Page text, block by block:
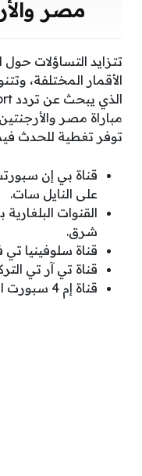
مصر
تتزايد التساؤلات حول
الأقمار المختلفة،
مباراة مصر
توفر تغطية للحدث
على النايل سات.
شرق.
قناة سلوفينيا تي في 2 بتردد 11512
قناة تي آر تي
قناة إم 4 سبورت المجرية بتردد 11958.